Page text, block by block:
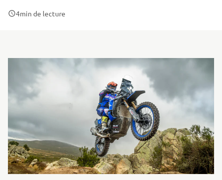
4min de lecture